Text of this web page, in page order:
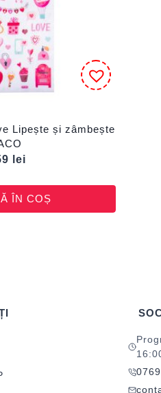
Lipește și zâmbește
lei
ÎN COȘ